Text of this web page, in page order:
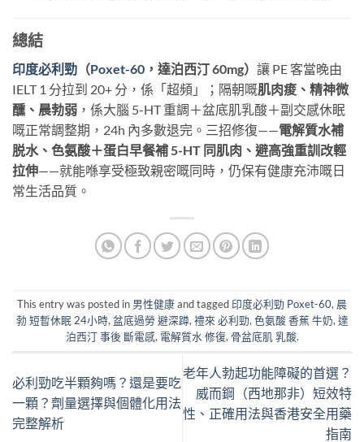
總結
印度必利勁 （Poxet-60 ，達泊西汀 60mg） 讓 PE 客當晚由
IELT 1 分拉到 20+ 分，係「超頻」；隔朝嘅肌肉痠、精神微
醺、晨勃弱 ，係大腦 5-HT 重調＋盆底肌乳酸＋副交感休眠
嘅正常調整期，24h 內多數退完。三招修復——電解質水補
脱水、色氨酸＋蛋白早餐補 5-HT 同肌肉、避高強重訓改輕
拉伸——就能喺享受極致親密嘅同時，仍保有健康充沛嘅日
常生活品質。
This entry was posted in 男性健康and tagged 印度必利勁 Poxet-60, 晨
勃 短暫休眠 24小時, 盆底過勞 避深蹲, 禮來 必利勁, 色氨酸 香蕉 牛奶, 達
泊西汀 事後 斷電感, 電解質水 修復, 骨盆底肌 乳酸.
必利勁吃半顆夠嗎？還是要吃
一顆？劑量選擇與個體化用法
完整解析
老年人勃起功能障礙的首選？
威而鋼（西地那非）短效特
性、正確用法與香港安全用藥
指南